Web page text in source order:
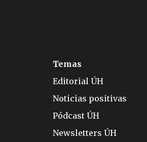
Temas
Editorial ÚH
Noticias positivas
Pódcast ÚH
Newsletters ÚH